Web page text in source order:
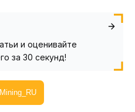
и оценивайте
за 30 секунд!